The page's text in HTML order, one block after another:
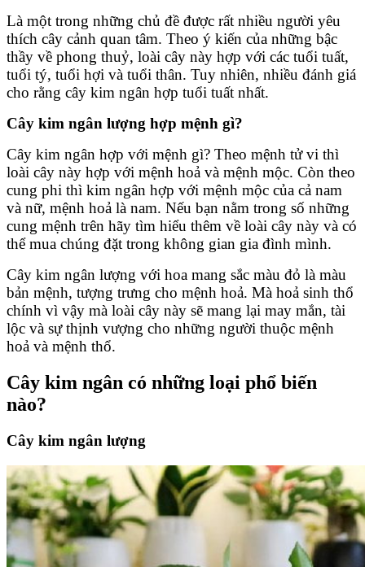
Là một trong những chủ đề được rất nhiều người yêu
thích cây cảnh quan tâm. Theo ý kiến của những bậc
thầy về phong thuỷ, loài cây này hợp với các tuổi tuất,
tuổi tý, tuổi hợi và tuổi thân. Tuy nhiên, nhiều đánh giá
cho rằng cây kim ngân hợp tuổi tuất nhất.
Cây kim ngân lượng hợp mệnh gì?
Cây kim ngân hợp với mệnh gì? Theo mệnh tử vi thì
loài cây này hợp với mệnh hoả và mệnh mộc. Còn theo
cung phi thì kim ngân hợp với mệnh mộc của cả nam
và nữ, mệnh hoả là nam. Nếu bạn nằm trong số những
cung mệnh trên hãy tìm hiểu thêm về loài cây này và có
thể mua chúng đặt trong không gian gia đình mình.
Cây kim ngân lượng với hoa mang sắc màu đỏ là màu
bản mệnh, tượng trưng cho mệnh hoả. Mà hoả sinh thổ
chính vì vậy mà loài cây này sẽ mang lại may mắn, tài
lộc và sự thịnh vượng cho những người thuộc mệnh
hoả và mệnh thổ.
Cây kim ngân có những loại phổ biến
nào?
Cây kim ngân lượng